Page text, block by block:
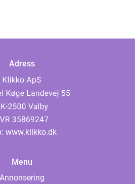
Adress
www.klikko.dk
Menu
Annonsering